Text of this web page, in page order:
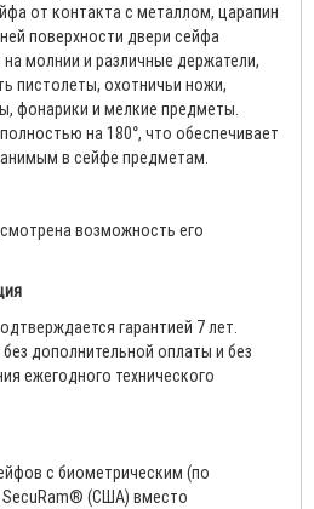
от контакта с металлом, царапин
поверхности двери сейфа
молнии и различные держатели,
пистолеты, охотничьи ножи,
фонарики и мелкие предметы.
на 180°, что обеспечивает
в сейфе предметам.
возможность его
гарантией 7 лет.
дополнительной оплаты и без
ежегодного технического
с биометрическим (по
SecuRam® (США) вместо